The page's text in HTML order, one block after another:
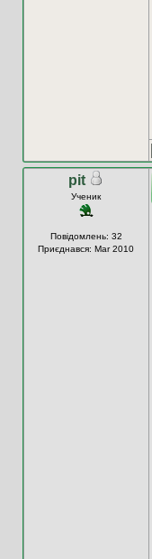
pit
Ученик
Повідомлень: 32
Приєднався: Mar 2010